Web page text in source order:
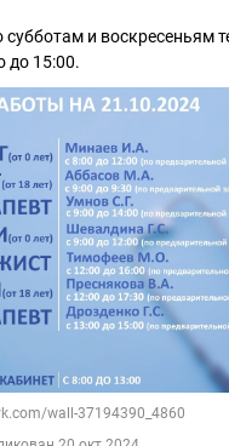
и воскресеньям
до 15:00.
wall-37194390_4860